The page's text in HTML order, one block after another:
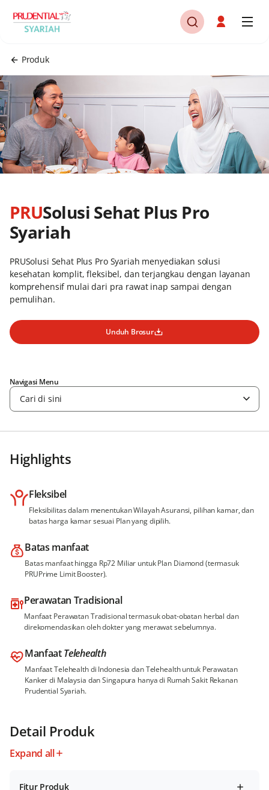
Produk
PRUSolusi Sehat Plus Pro
Syariah
PRUSolusi Sehat Plus Pro Syariah menyediakan solusi
kesehatan komplit, fleksibel, dan terjangkau dengan layanan
komprehensif mulai dari pra rawat inap sampai dengan
pemulihan.
Unduh Brosur
Navigasi Menu
Cari di sini
Highlights
Fleksibel
Fleksibilitas dalam menentukan Wilayah Asuransi, pilihan kamar, dan
batas harga kamar sesuai Plan yang dipilih.
Batas manfaat
Batas manfaat hingga Rp72 Miliar untuk Plan Diamond (termasuk
PRUPrime Limit Booster).
Perawatan Tradisional
Manfaat Perawatan Tradisional termasuk obat-obatan herbal dan
direkomendasikan oleh dokter yang merawat sebelumnya.
ManfaatTelehealth
Manfaat Telehealth di Indonesia dan Telehealth untuk Perawatan
Kanker di Malaysia dan Singapura hanya di Rumah Sakit Rekanan
Prudential Syariah.
Detail Produk
Expand all
Fitur Produk